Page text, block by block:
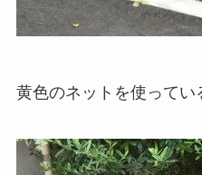
黄色のネットを使ってい